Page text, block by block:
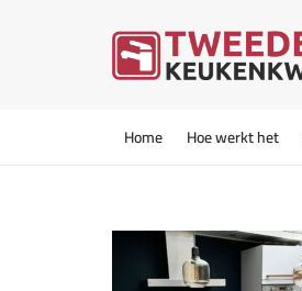
Home Hoe werkt het